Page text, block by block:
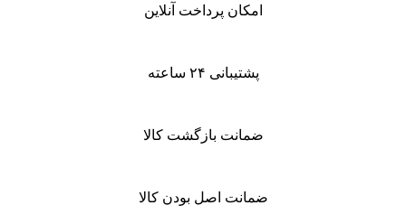
امکان پرداخت آنلاین
پشتیبانی ۲۴ ساعته
ضمانت بازگشت کالا
ضمانت اصل بودن کالا